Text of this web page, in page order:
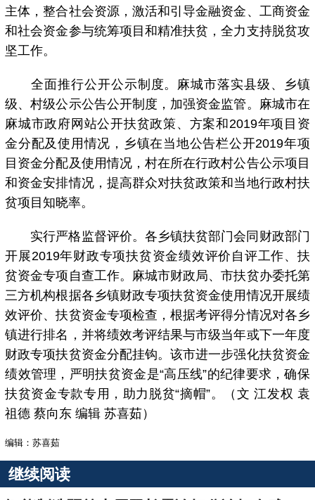
主体，整合社会资源，激活和引导金融资金、工商资金
和社会资金参与统筹项目和精准扶贫，全力支持脱贫攻
坚工作。
全面推行公开公示制度。麻城市落实县级、乡镇
级、村级公示公告公开制度，加强资金监管。麻城市在
麻城市政府网站公开扶贫政策、方案和2019年项目资
金分配及使用情况，乡镇在当地公告栏公开2019年项
目资金分配及使用情况，村在所在行政村公告公示项目
和资金安排情况，提高群众对扶贫政策和当地行政村扶
贫项目知晓率。
实行严格监督评价。各乡镇扶贫部门会同财政部门
开展2019年财政专项扶贫资金绩效评价自评工作、扶
贫资金专项自查工作。麻城市财政局、市扶贫办委托第
三方机构根据各乡镇财政专项扶贫资金使用情况开展绩
效评价、扶贫资金专项检查，根据考评得分情况对各乡
镇进行排名，并将绩效考评结果与市级当年或下一年度
财政专项扶贫资金分配挂钩。该市进一步强化扶贫资金
绩效管理，严明扶贫资金是“高压线”的纪律要求，确保
扶贫资金专款专用，助力脱贫“摘帽”。（文 江发权 袁
祖德 蔡向东 编辑 苏喜茹）
编辑：苏喜茹
继续阅读